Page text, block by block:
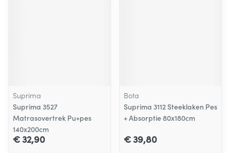
Suprima
Suprima 3527
Matrasovertrek Pu+pes
140x200cm
€ 32,90
Bota
Suprima 3112 Steeklaken Pes
+ Absorptie 80x180cm
€ 39,80